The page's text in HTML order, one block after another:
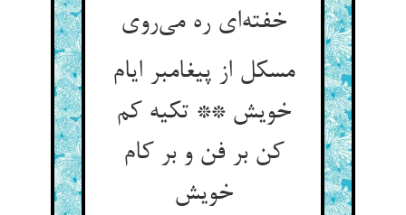
خفته‌ای ره می‌روی
مسکل از پیغامبر ایام
خویش ** تکیه کم
کن بر فن و بر کام
خویش